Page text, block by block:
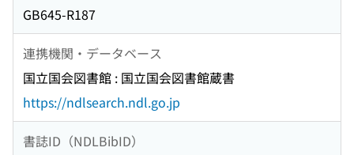
GB645-R187
連携機関・データベース
国立国会図書館 : 国立国会図書館蔵書
https://ndlsearch.ndl.go.jp
書誌ID（NDLBibID）